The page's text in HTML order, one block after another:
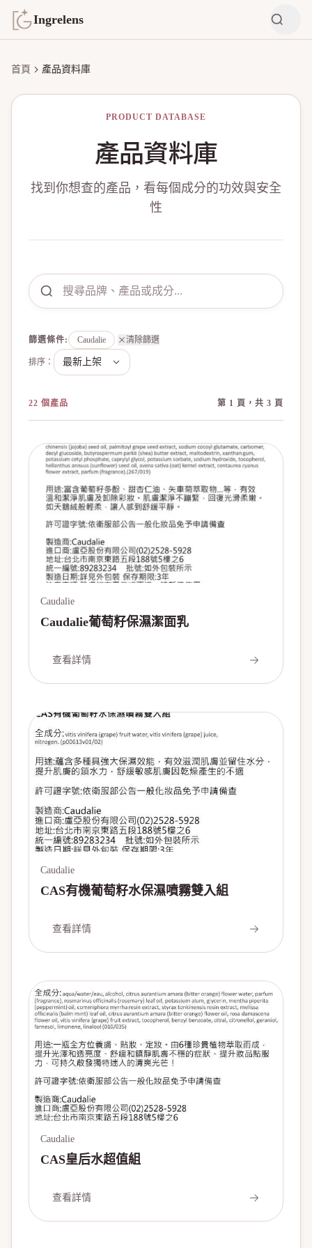
Ingrelens
首頁 產品資料庫
PRODUCT DATABASE
產品資料庫
找到你想查的產品，看每個成分的功效與安全
性
篩選條件: Caudalie 清除篩選
排序：
22 個產品 第 1 頁，共 3 頁
Caudalie
Caudalie葡萄籽保濕潔面乳
查看詳情
Caudalie
CAS有機葡萄籽水保濕噴霧雙入組
查看詳情
Caudalie
CAS皇后水超值組
查看詳情